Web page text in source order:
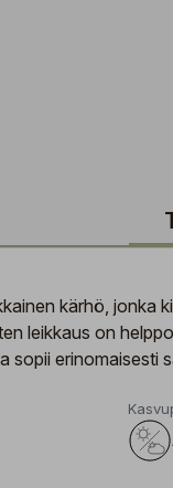
kärhö,
leikkaus on
sopii